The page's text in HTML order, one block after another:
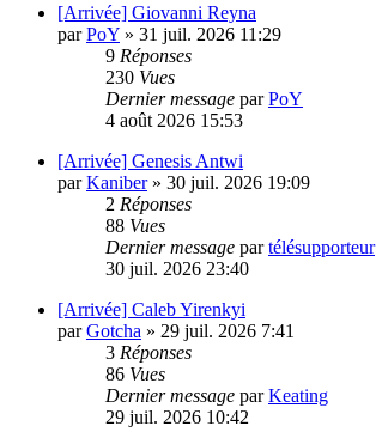
[Arrivée] Giovanni Reyna
parPoY » 31 juil. 2026 11:29
9 Réponses
230 Vues
Dernier message parPoY
4 août 2026 15:53
[Arrivée] Genesis Antwi
parKaniber» 30 juil. 2026 19:09
2 Réponses
88 Vues
Dernier message partélésupporteur
30 juil. 2026 23:40
[Arrivée] Caleb Yirenkyi
parGotcha » 29 juil. 2026 7:41
3 Réponses
86 Vues
Dernier message parKeating
29 juil. 2026 10:42